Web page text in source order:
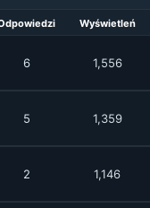
Wyświetleń
6 1,556
5 1,359
2 1,146